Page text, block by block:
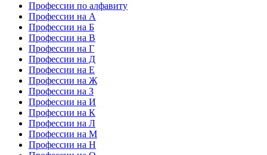
Профессии по алфавиту
Профессии на А
Профессии на Б
Профессии на В
Профессии на Г
Профессии на Д
Профессии на Е
Профессии на Ж
Профессии на З
Профессии на И
Профессии на К
Профессии на Л
Профессии на М
Профессии на Н